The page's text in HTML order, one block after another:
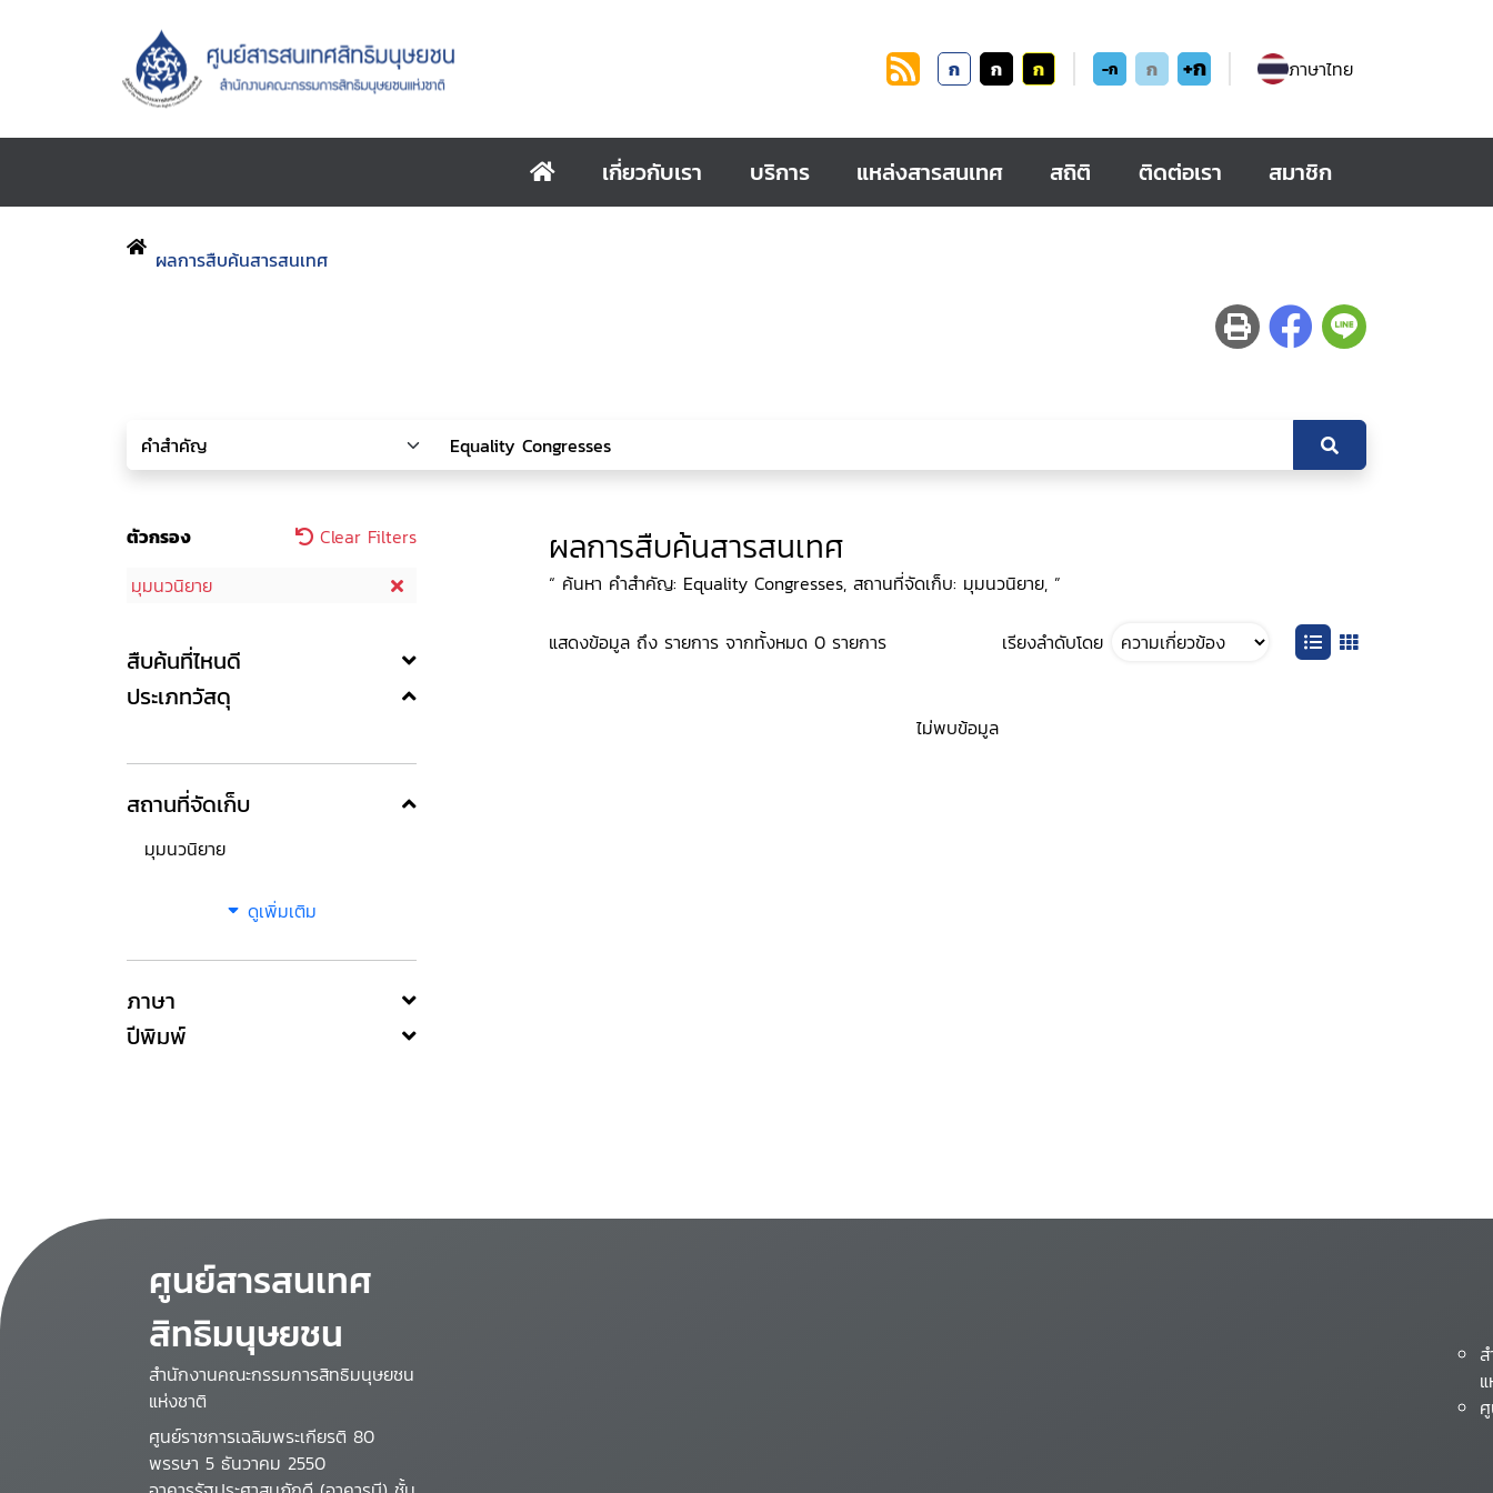
ก ก ก -ก ก +ก ภาษาไทย
เกี่ยวกับเรา บริการ แหล่งสารสนเทศ สถิติ ติดต่อเรา สมาชิก
ผลการสืบค้นสารสนเทศ
ตัวกรอง
Clear Filters
มุมนวนิยาย
สืบค้นที่ไหนดี
ประเภทวัสดุ
สถานที่จัดเก็บ
มุมนวนิยาย
ดูเพิ่มเติม
ภาษา
ปีพิมพ์
ผลการสืบค้นสารสนเทศ
“ ค้นหา คำสำคัญ: Equality Congresses, สถานที่จัดเก็บ: มุมนวนิยาย, ”
แสดงข้อมูล ถึง รายการ จากทั้งหมด 0 รายการ เรียงลำดับโดย
ไม่พบข้อมูล
ศูนย์สารสนเทศ
สิทธิมนุษยชน
สำนักงานคณะกรรมการสิทธิมนุษยชน
แห่งชาติ
ศูนย์ราชการเฉลิมพระเกียรติ 80
พรรษา 5 ธันวาคม 2550